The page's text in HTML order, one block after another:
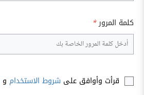
كلمة المرور*
قرأت وأوافق على شروط الاستخدام و